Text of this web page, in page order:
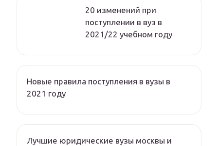
20 изменений при
поступлении в вуз в
2021/22 учебном году
Новые правила поступления в вузы в
2021 году
Лучшие юридические вузы москвы и